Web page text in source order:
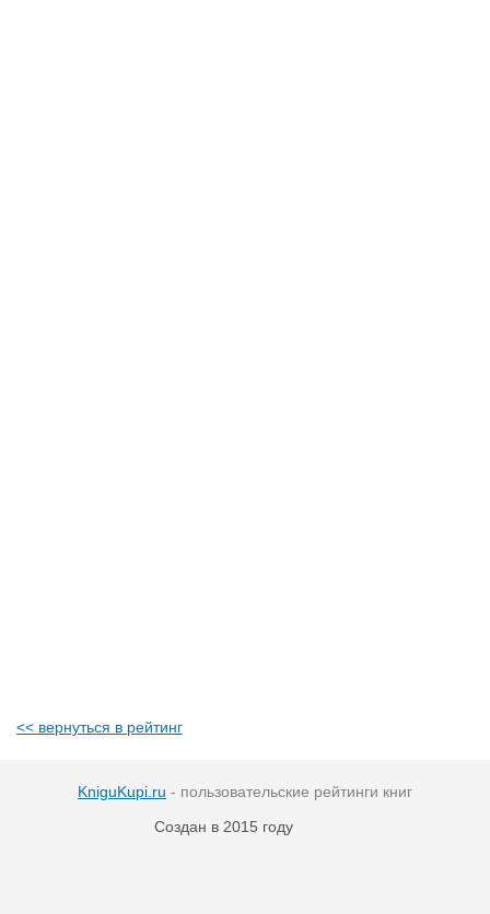
<< вернуться в рейтинг
KniguKupi.ru - пользовательские рейтинги книг
Создан в 2015 году